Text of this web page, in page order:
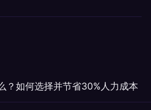
？如何选择并节省30%人力成本